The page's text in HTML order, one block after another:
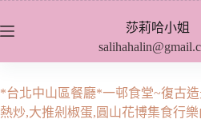
至
內
容
莎莉哈小姐
*台北中山區餐廳*一邨食堂~復古
熱炒,大推剁椒蛋,圓山花博集食行